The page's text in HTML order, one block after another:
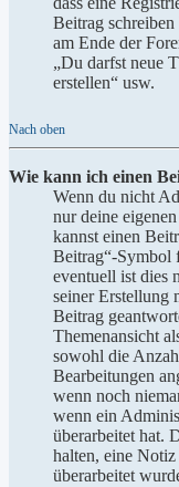
Beitrag
am Ende der
„Du darfst neue
erstellen“ usw.
Nach oben
Wie kann ich einen
Wenn du nicht
nur deine
kannst einen
Beitrag“-Symbol
eventuell ist dies
seiner Erstellung
Beitrag
Themenansicht
sowohl die
Bearbeitungen
wenn noch
wenn ein
überarbeitet hat.
halten, eine
überarbeitet